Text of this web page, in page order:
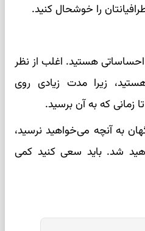
را خوشحال کنید.
هستید. اغلب از نظر
زیرا مدت زیادی روی
زمانی که به آن برسید.
به آنچه می‌خواهید نرسید،
شد. باید سعی کنید کمی